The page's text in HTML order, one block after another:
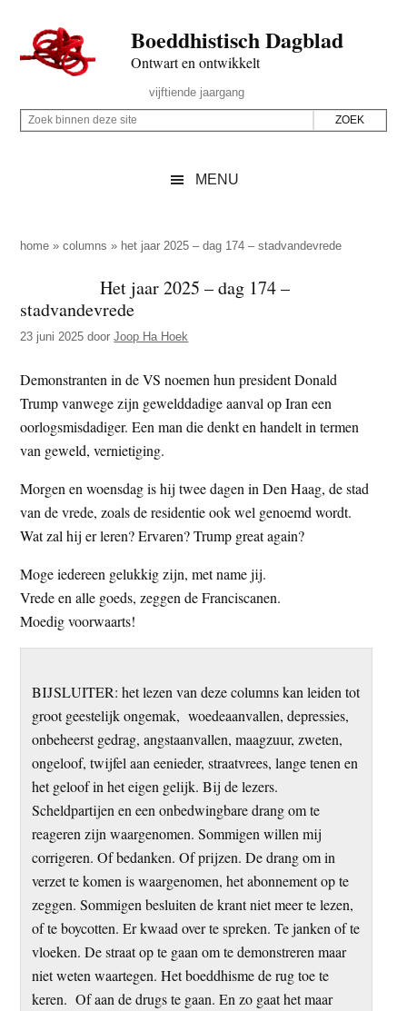
naar
de
inhoud
secondary
naar
de
sidebar
naar
de
Boeddhistisch Dagblad
Ontwart en ontwikkelt
Rechts
vijftiende jaargang
Z
p
e
z
e
s
i
t
e
Z
i
e
n
e
z
e
s
t
e
MENU
home »columns » het jaar 2025 – dag 174 – stadvandevrede
Het jaar 2025 – dag 174 –
stadvandevrede
23 juni 2025 doorJoop Ha Hoek
Demonstranten in de VS noemen hun president Donald
Trump vanwege zijn gewelddadige aanval op Iran een
oorlogsmisdadiger. Een man die denkt en handelt in termen
van geweld, vernietiging.
Morgen en woensdag is hij twee dagen in Den Haag, de stad
van de vrede, zoals de residentie ook wel genoemd wordt.
Wat zal hij er leren? Ervaren? Trump great again?
Moge iedereen gelukkig zijn, met name jij.
Vrede en alle goeds, zeggen de Franciscanen.
Moedig voorwaarts!
BIJSLUITER: het lezen van deze columns kan leiden tot
groot geestelijk ongemak, woedeaanvallen, depressies,
onbeheerst gedrag, angstaanvallen, maagzuur, zweten,
ongeloof, twijfel aan eenieder, straatvrees, lange tenen en
het geloof in het eigen gelijk. Bij de lezers.
Scheldpartijen en een onbedwingbare drang om te
reageren zijn waargenomen. Sommigen willen mij
corrigeren. Of bedanken. Of prijzen. De drang om in
verzet te komen is waargenomen, het abonnement op te
zeggen. Sommigen besluiten de krant niet meer te lezen,
of te boycotten. Er kwaad over te spreken. Te janken of te
vloeken. De straat op te gaan om te demonstreren maar
niet weten waartegen. Het boeddhisme de rug toe te
keren. Of aan de drugs te gaan. En zo gaat het maar